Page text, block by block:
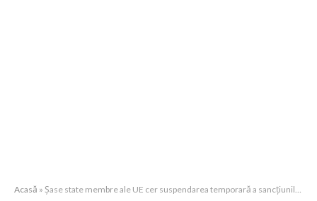
Acasă » Şase state membre ale UE cer suspendarea temporară a sancţiunilor împotriva Siriei